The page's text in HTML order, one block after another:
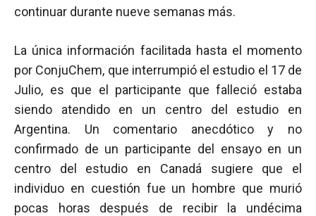
continuar durante nueve semanas más.
La única información facilitada hasta el momento
por ConjuChem, que interrumpió el estudio el 17 de
Julio, es que el participante que falleció estaba
siendo atendido en un centro del estudio en
Argentina. Un comentario anecdótico y no
confirmado de un participante del ensayo en un
centro del estudio en Canadá sugiere que el
individuo en cuestión fue un hombre que murió
pocas horas después de recibir la undécima